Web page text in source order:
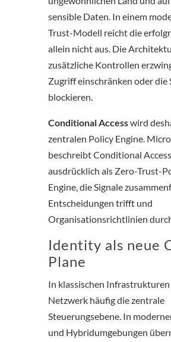
sensible Daten. In einem
Trust-Modell reicht die
allein nicht aus. Die
zusätzliche Kontrollen
Zugriff einschränken oder die
blockieren.
Conditional Accesswird
zentralen Policy Engine.
beschreibt Conditional Access
ausdrücklich als Zero-Trust-
Engine, die Signale
Entscheidungen trifft und
Organisationsrichtlinien
Identity als neue
Plane
In klassischen Infrastrukturen
Netzwerk häufig die zentrale
Steuerungsebene. In
und Hybridumgebungen